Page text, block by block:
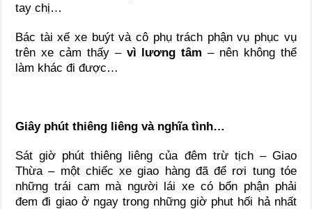
tay chị…
Bác tài xế xe buýt và cô phụ trách phận vụ phục vụ
trên xe cảm thấy – vì lương tâm – nên không thể
làm khác đi được…
Giây phút thiêng liêng và nghĩa tình…
Sát giờ phút thiêng liêng của đêm trừ tịch – Giao
Thừa – một chiếc xe giao hàng đã để rơi tung tóe
những trái cam mà người lái xe có bổn phận phải
đem đi giao ở ngay trong những giờ phut hối hả nhất